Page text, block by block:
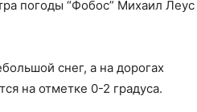
погоды “Фобос” Михаил Леус
снег, а на дорогах
на отметке 0-2 градуса.